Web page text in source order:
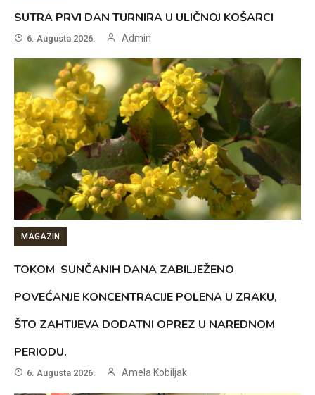
SUTRA PRVI DAN TURNIRA U ULIČNOJ KOŠARCI
6. Augusta 2026. Admin
MAGAZIN
TOKOM SUNČANIH DANA ZABILJEŽENO
POVEĆANJE KONCENTRACIJE POLENA U ZRAKU,
ŠTO ZAHTIJEVA DODATNI OPREZ U NAREDNOM
PERIODU.
6. Augusta 2026. Amela Kobiljak